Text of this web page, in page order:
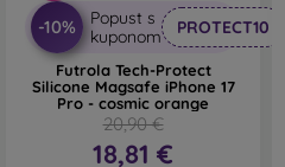
-10%
Popust s
kuponom
PROTECT10
Futrola Tech-Protect
Silicone Magsafe iPhone 17
Pro - cosmic orange
20,90 €
18,81 €